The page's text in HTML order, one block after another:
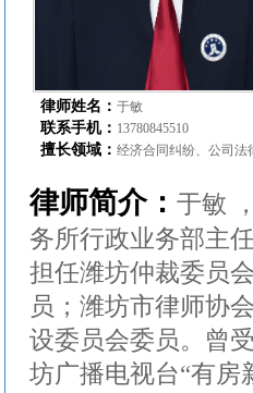
律师姓名： 于敏
联系手机： 13780845510
擅长领域： 经济合同纠纷、公司法
律师简介： 于敏
务所行政业务部主
担任潍坊仲裁委员
员；潍坊市律师协
设委员会委员。曾
坊广播电视台“有房